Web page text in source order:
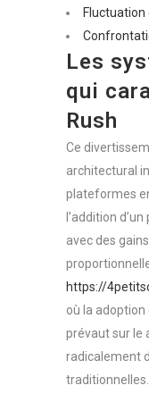
Fluctuation
Les
qui
Rush
Ce
architectural
plateformes
l’addition
avec des
https://
où la
prévaut sur le
radicalement
traditionnelles.